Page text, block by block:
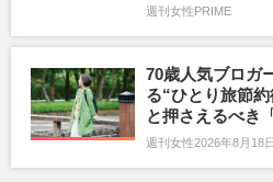
週刊女性PRIME
70歳人気ブロガ
る“ひとり旅節
と押さえるべき
週刊女性2026年8月18